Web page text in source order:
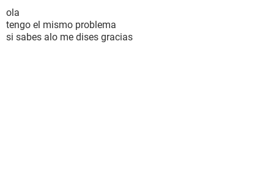
ola
tengo el mismo problema
si sabes alo me dises gracias